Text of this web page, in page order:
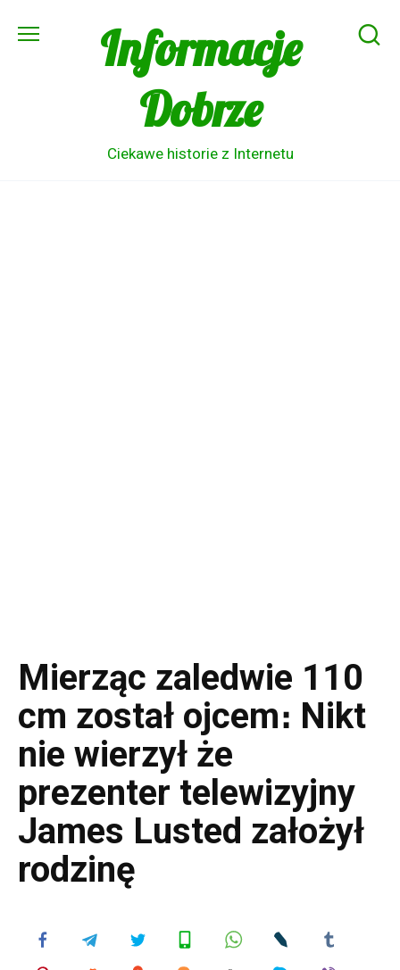
Informacje
Dobrze
Ciekawe historie z Internetu
Mierząc zaledwie 110
cm został ojcem։ Nikt
nie wierzył że
prezenter telewizyjny
James Lusted założył
rodzinę